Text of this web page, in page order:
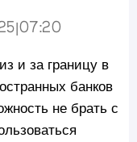
07:20
и за границу в
банков
не брать с